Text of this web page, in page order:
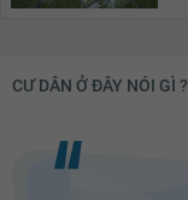
CƯ DÂN Ở ĐÂY NÓI GÌ ?